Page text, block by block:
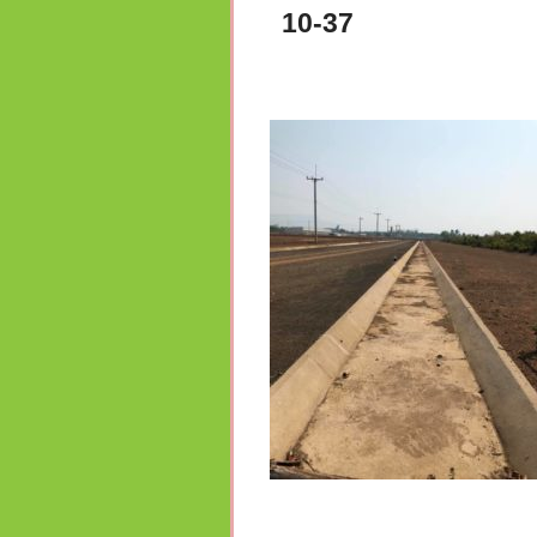
10-37